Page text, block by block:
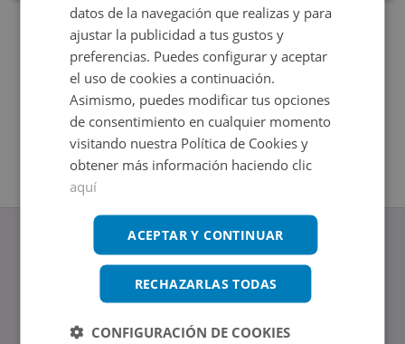
www.altamirainmuebles.com
Edificio Skylight
Avenida de Manoteras 14-16, 28050, Madrid
datos de la navegación que realizas y para
ajustar la publicidad a tus gustos y
preferencias. Puedes configurar y aceptar
el uso de cookies a continuación.
Asimismo, puedes modificar tus opciones
de consentimiento en cualquier momento
visitando nuestra Política de Cookies y
obtener más información haciendo clic
aquí
ACEPTAR Y CONTINUAR
RECHAZARLAS TODAS
CONFIGURACIÓN DE COOKIES